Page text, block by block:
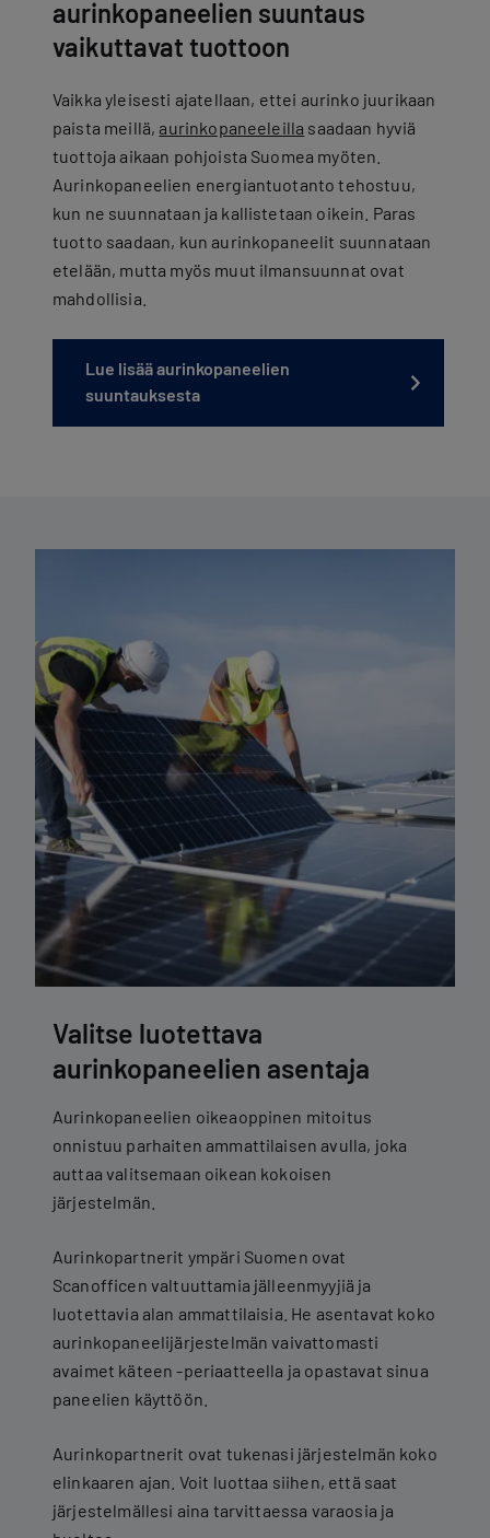
aurinkopaneelien suuntaus
vaikuttavat tuottoon
Vaikka yleisesti ajatellaan, ettei aurinko juurikaan
paista meillä,aurinkopaneeleilla saadaan hyviä
tuottoja aikaan pohjoista Suomea myöten.
Aurinkopaneelien energiantuotanto tehostuu,
kun ne suunnataan ja kallistetaan oikein. Paras
tuotto saadaan, kun aurinkopaneelit suunnataan
etelään, mutta myös muut ilmansuunnat ovat
mahdollisia.
Lue lisää aurinkopaneelien
suuntauksesta
Valitse luotettava
aurinkopaneelien asentaja
Aurinkopaneelien oikeaoppinen mitoitus
onnistuu parhaiten ammattilaisen avulla, joka
auttaa valitsemaan oikean kokoisen
järjestelmän.
Aurinkopartnerit ympäri Suomen ovat
Scanofficen valtuuttamia jälleenmyyjiä ja
luotettavia alan ammattilaisia. He asentavat koko
aurinkopaneelijärjestelmän vaivattomasti
avaimet käteen -periaatteella ja opastavat sinua
paneelien käyttöön.
Aurinkopartnerit ovat tukenasi järjestelmän koko
elinkaaren ajan. Voit luottaa siihen, että saat
järjestelmällesi aina tarvittaessa varaosia ja